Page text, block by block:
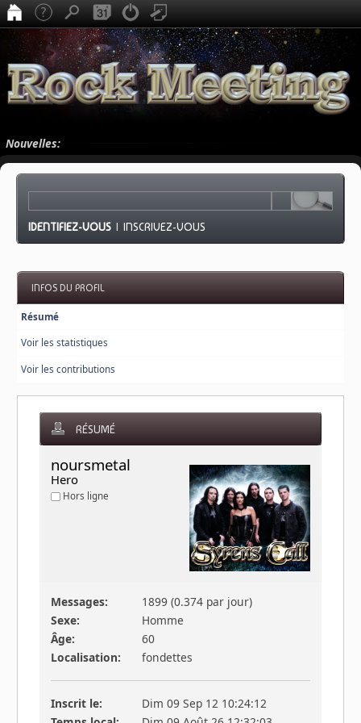
Nouvelles:
IDENTIFIEZ-VOUS |INSCRIVEZ-VOUS
INFOS DU PROFIL
Résumé
Voir les statistiques
Voir les contributions
RÉSUMÉ
noursmetal
Hero
Hors ligne
Messages:
1899 (0.374 par jour)
Sexe:
Homme
Âge:
60
Localisation:
fondettes
Inscrit le:
Dim 09 Sep 12 10:24:12